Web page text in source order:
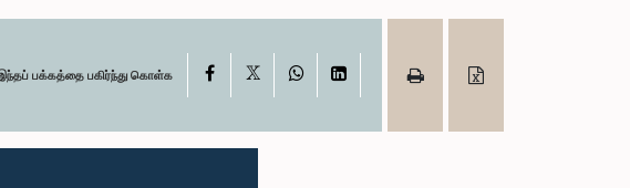
பக்கத்தை பகிர்ந்து கொள்க Facebook WhatsAppLinkedIn